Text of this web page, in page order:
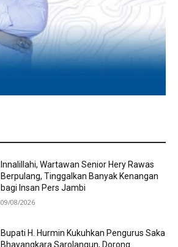
Innalillahi, Wartawan Senior Hery Rawas
Berpulang, Tinggalkan Banyak Kenangan
bagi Insan Pers Jambi
09/08/2026
Bupati H. Hurmin Kukuhkan Pengurus Saka
Bhayangkara Sarolangun, Dorong